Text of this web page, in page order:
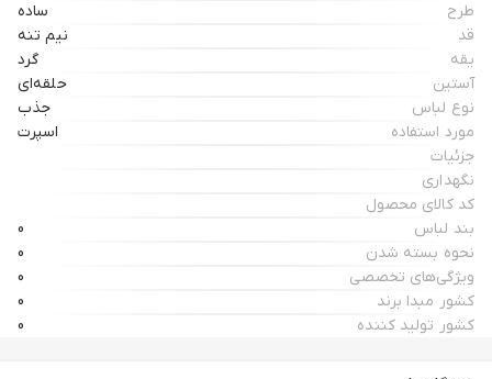
طرح
ساده
قد
نیم تنه
یقه
گرد
آستین
حلقه‌ای
نوع لباس
جذب
مورد استفاده
اسپرت
جزئیات
نگهداری
کد کالای محصول
بند لباس
0
نحوه بسته شدن
0
ویژگی‌های تخصصی
0
کشور مبدا برند
0
کشور تولید کننده
0